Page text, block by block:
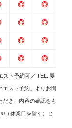
◎ ◎
◎ ◎
◎ ◎
◎ ◎
ト予約可／ TEL: 要
スト予約」よりお問
き、内容の確認をも
（休業日を除く）と